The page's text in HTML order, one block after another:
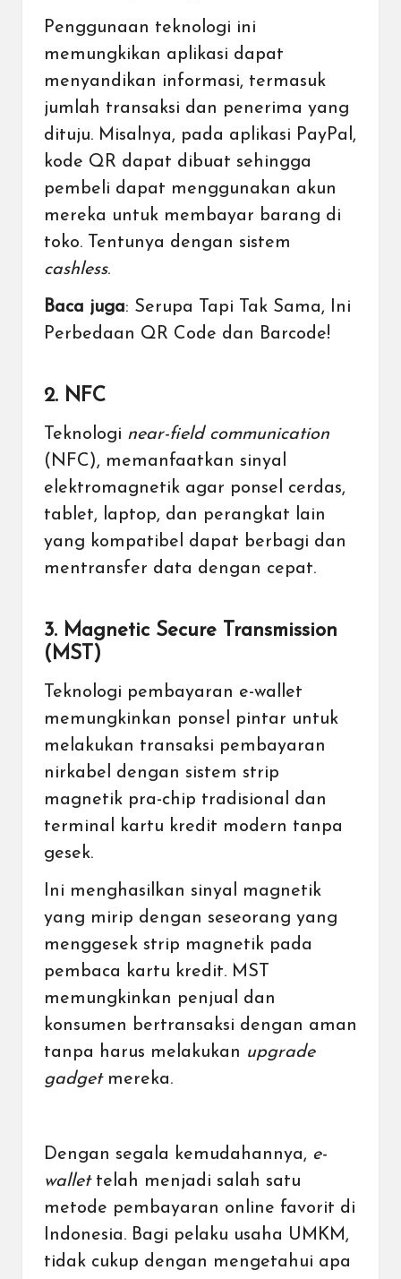
Penggunaan teknologi ini
memungkikan aplikasi dapat
menyandikan informasi, termasuk
jumlah transaksi dan penerima yang
dituju. Misalnya, pada aplikasi PayPal,
kode QR dapat dibuat sehingga
pembeli dapat menggunakan akun
mereka untuk membayar barang di
toko. Tentunya dengan sistem
cashless.
Baca juga: Serupa Tapi Tak Sama, Ini
Perbedaan QR Code dan Barcode!
2. NFC
Teknologi near-field communication
(NFC), memanfaatkan sinyal
elektromagnetik agar ponsel cerdas,
tablet, laptop, dan perangkat lain
yang kompatibel dapat berbagi dan
mentransfer data dengan cepat.
3. Magnetic Secure Transmission
(MST)
Teknologi pembayaran e-wallet
memungkinkan ponsel pintar untuk
melakukan transaksi pembayaran
nirkabel dengan sistem strip
magnetik pra-chip tradisional dan
terminal kartu kredit modern tanpa
gesek.
Ini menghasilkan sinyal magnetik
yang mirip dengan seseorang yang
menggesek strip magnetik pada
pembaca kartu kredit. MST
memungkinkan penjual dan
konsumen bertransaksi dengan aman
tanpa harus melakukan upgrade
gadget mereka.
Dengan segala kemudahannya, e-
wallettelah menjadi salah satu
metode pembayaran online favorit di
Indonesia. Bagi pelaku usaha UMKM,
tidak cukup dengan mengetahui apa